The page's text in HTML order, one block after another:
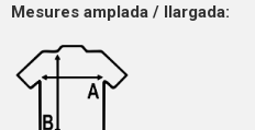
Mesures amplada / llargada: